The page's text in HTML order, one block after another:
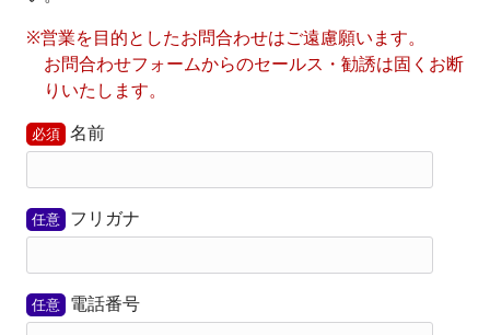
※営業を目的としたお問合わせはご遠慮願います。
お問合わせフォームからのセールス・勧誘は固くお断
りいたします。
必須 名前
任意 フリガナ
任意 電話番号